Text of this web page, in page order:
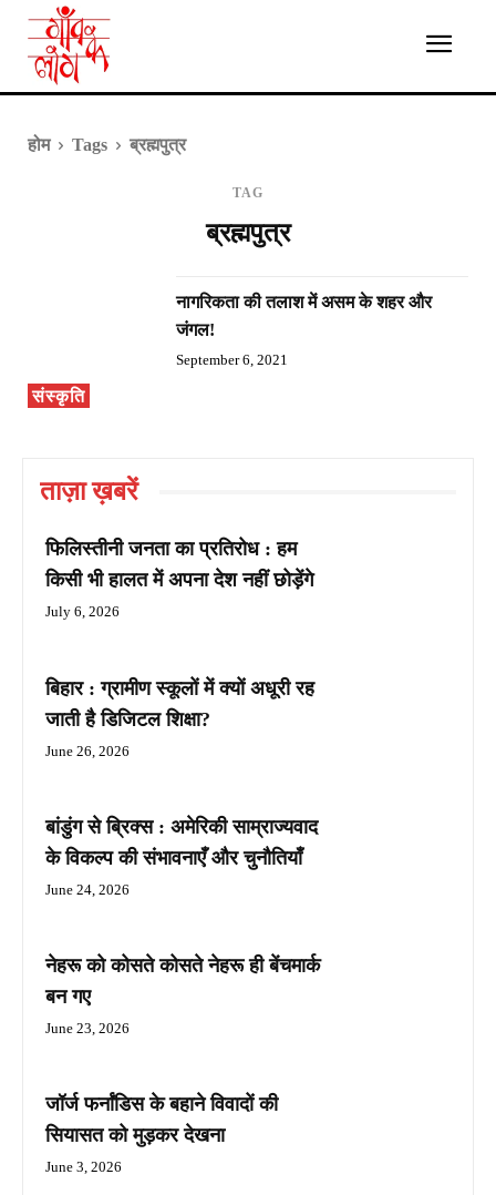
होम Tags ब्रह्मपुत्र
TAG
ब्रह्मपुत्र
संस्कृति
नागरिकता की तलाश में असम के शहर और
जंगल!
September 6, 2021
ताज़ा ख़बरें
फिलिस्तीनी जनता का प्रतिरोध : हम
किसी भी हालत में अपना देश नहीं छोड़ेंगे
July 6, 2026
बिहार : ग्रामीण स्कूलों में क्यों अधूरी रह
जाती है डिजिटल शिक्षा?
June 26, 2026
बांडुंग से ब्रिक्स : अमेरिकी साम्राज्यवाद
के विकल्प की संभावनाएँ और चुनौतियाँ
June 24, 2026
नेहरू को कोसते कोसते नेहरू ही बेंचमार्क
बन गए
June 23, 2026
जॉर्ज फर्नांडिस के बहाने विवादों की
सियासत को मुड़कर देखना
June 3, 2026